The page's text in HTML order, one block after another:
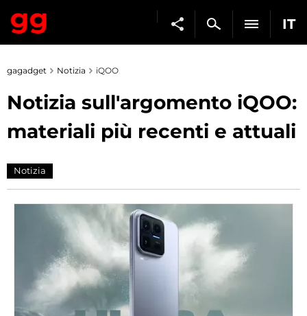
IT
gagadget Notizia iQOO
Notizia sull'argomento iQOO:
materiali più recenti e attuali
Notizia